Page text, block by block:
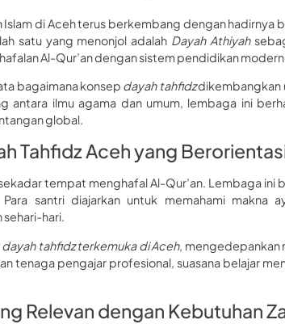
Islam di Aceh terus berkembang dengan hadirnya
satu yang menonjol adalah Dayah Athiyah
Al-Qur’an dengan sistem pendidikan
bagaimana konsep dayah tahfidzdikembangkan
antara ilmu agama dan umum, lembaga ini
global.
Tahfidz Aceh yang
tempat menghafal Al-Qur’an. Lembaga
santri diajarkan untuk memahami makna
sehari-hari.
dayah tahfidz terkemuka di Aceh, mengedepankan
tenaga pengajar profesional, suasana belajar
Relevan dengan Kebutuhan